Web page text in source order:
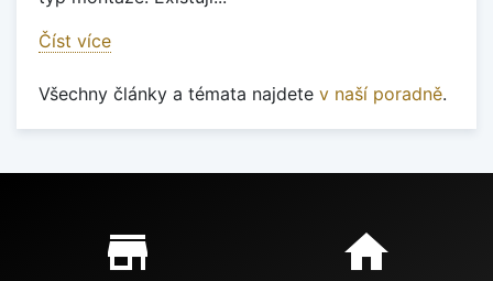
Číst více
Všechny články a témata najdete v naší poradně.
Proč nakupovat u nás?
store_mall_directory home